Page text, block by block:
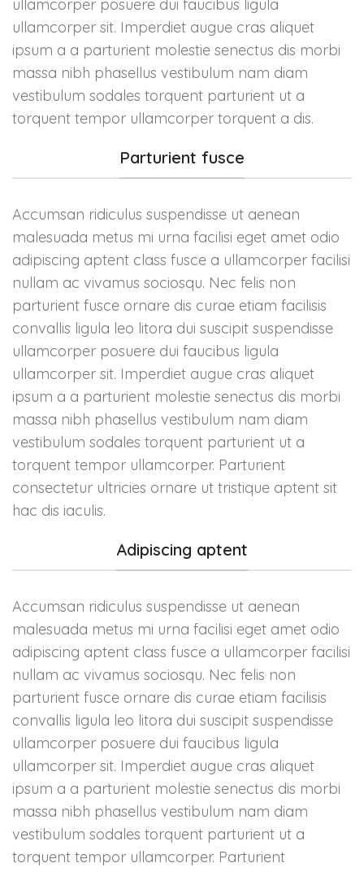
ullamcorper posuere dui faucibus ligula
ullamcorper sit. Imperdiet augue cras aliquet
ipsum a a parturient molestie senectus dis morbi
massa nibh phasellus vestibulum nam diam
vestibulum sodales torquent parturient ut a
torquent tempor ullamcorper torquent a dis.
Parturient fusce
Accumsan ridiculus suspendisse ut aenean
malesuada metus mi urna facilisi eget amet odio
adipiscing aptent class fusce a ullamcorper facilisi
nullam ac vivamus sociosqu. Nec felis non
parturient fusce ornare dis curae etiam facilisis
convallis ligula leo litora dui suscipit suspendisse
ullamcorper posuere dui faucibus ligula
ullamcorper sit. Imperdiet augue cras aliquet
ipsum a a parturient molestie senectus dis morbi
massa nibh phasellus vestibulum nam diam
vestibulum sodales torquent parturient ut a
torquent tempor ullamcorper. Parturient
consectetur ultricies ornare ut tristique aptent sit
hac dis iaculis.
Adipiscing aptent
Accumsan ridiculus suspendisse ut aenean
malesuada metus mi urna facilisi eget amet odio
adipiscing aptent class fusce a ullamcorper facilisi
nullam ac vivamus sociosqu. Nec felis non
parturient fusce ornare dis curae etiam facilisis
convallis ligula leo litora dui suscipit suspendisse
ullamcorper posuere dui faucibus ligula
ullamcorper sit. Imperdiet augue cras aliquet
ipsum a a parturient molestie senectus dis morbi
massa nibh phasellus vestibulum nam diam
vestibulum sodales torquent parturient ut a
torquent tempor ullamcorper. Parturient